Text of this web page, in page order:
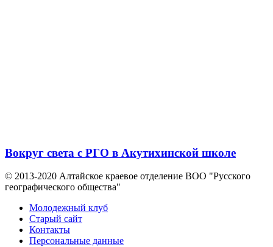
Вокруг света с РГО в Акутихинской школе
© 2013-2020 Алтайское краевое отделение BOO "Русского
географического общества"
Молодежный клуб
Старый сайт
Контакты
Персональные данные